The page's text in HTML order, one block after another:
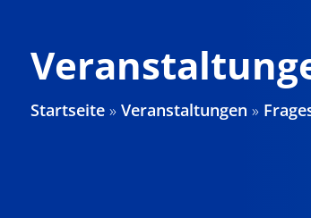
Startseite »Veranstaltungen »